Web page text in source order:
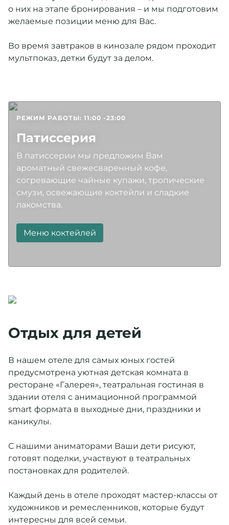
о них на этапе бронирования – и мы подготовим
желаемые позиции меню для Вас.
Во время завтраков в кинозале рядом проходит
мультпоказ, детки будут за делом.
РЕЖИМ РАБОТЫ: 11:00 -23:00
Патиссерия
В патиссерии мы предложим Вам
ароматный свежесваренный кофе,
согревающие чайные купажи, тропические
смузи, освежающие коктейли и сладкие
лакомства.
Меню коктейлей
Отдых для детей
В нашем отеле для самых юных гостей
предусмотрена уютная детская комната в
ресторане «Галерея», театральная гостиная в
здании отеля с анимационной программой
smart формата в выходные дни, праздники и
каникулы.
С нашими аниматорами Ваши дети рисуют,
готовят поделки, участвуют в театральных
постановках для родителей.
Каждый день в отеле проходят мастер-классы от
художников и ремесленников, которые будут
интересны для всей семьи.
Подробнее